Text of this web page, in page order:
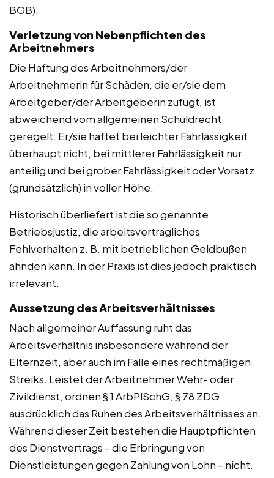
BGB).
Verletzung von Nebenpflichten des
Arbeitnehmers
Die Haftung des Arbeitnehmers/der
Arbeitnehmerin für Schäden, die er/sie dem
Arbeitgeber/der Arbeitgeberin zufügt, ist
abweichend vom allgemeinen Schuldrecht
geregelt: Er/sie haftet bei leichter Fahrlässigkeit
überhaupt nicht, bei mittlerer Fahrlässigkeit nur
anteilig und bei grober Fahrlässigkeit oder Vorsatz
(grundsätzlich) in voller Höhe.
Historisch überliefert ist die so genannte
Betriebsjustiz, die arbeitsvertragliches
Fehlverhalten z. B. mit betrieblichen Geldbußen
ahnden kann. In der Praxis ist dies jedoch praktisch
irrelevant.
Aussetzung des Arbeitsverhältnisses
Nach allgemeiner Auffassung ruht das
Arbeitsverhältnis insbesondere während der
Elternzeit, aber auch im Falle eines rechtmäßigen
Streiks. Leistet der Arbeitnehmer Wehr- oder
Zivildienst, ordnen § 1 ArbPlSchG, § 78 ZDG
ausdrücklich das Ruhen des Arbeitsverhältnisses an.
Während dieser Zeit bestehen die Hauptpflichten
des Dienstvertrags – die Erbringung von
Dienstleistungen gegen Zahlung von Lohn – nicht.